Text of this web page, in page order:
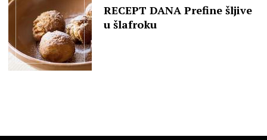
RECEPT DANA Prefine šljive
u šlafroku